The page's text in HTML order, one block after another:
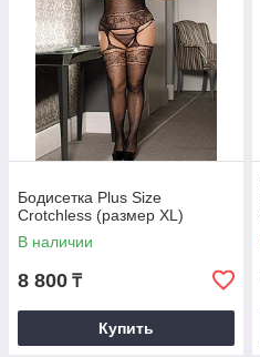
Бодисетка Plus Size
Crotchless (размер XL)
В наличии
8 800 ₸
Купить